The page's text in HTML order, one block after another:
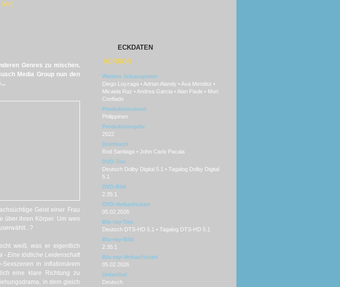
Min)
Genres zu mischen.
Media Group nun den
Geist einer Frau
über ihren Körper. Um wen
weiß, was er eigentlich
- Eine tödliche Leidenschaft
in inflationärem
eine klare Richtung zu
in dem gleich
ECKDATEN
HORROR
Weitere Schauspieler
Diego Loyzaga • Adrian Alandy • Ava Mendez •
Micaela Raz • Andrea Garcia • Alan Paule • Mon
Confiado
Produktionsland
Philippinen
Produktionsjahr
2022
Drehbuch
Rod Santiago • John Carlo Pacala
DVD-Ton
Deutsch Dolby Digital 5.1 • Tagalog Dolby Digital
5.1
DVD-Bild
2.35:1
DVD-Verkaufsstart
05.02.2026
Blu-ray-Ton
Deutsch DTS-HD 5.1 • Tagalog DTS-HD 5.1
Blu-ray-Bild
2.35:1
Blu-ray-Verkaufsstart
05.02.2026
Untertitel
Deutsch